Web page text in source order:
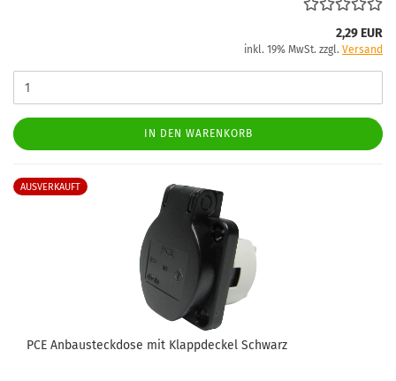
2,29 EUR
inkl. 19% MwSt. zzgl. Versand
IN DEN WARENKORB
AUSVERKAUFT
PCE An­bau­steck­do­se mit Klapp­de­ckel Schwarz